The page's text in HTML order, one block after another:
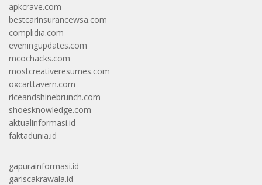
apkcrave.com
bestcarinsurancewsa.com
complidia.com
eveningupdates.com
mcochacks.com
mostcreativeresumes.com
oxcarttavern.com
riceandshinebrunch.com
shoesknowledge.com
aktualinformasi.id
faktadunia.id
gapurainformasi.id
gariscakrawala.id